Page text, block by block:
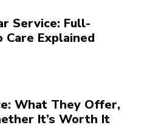
Service: Full-
Care Explained
What They Offer,
It’s Worth It